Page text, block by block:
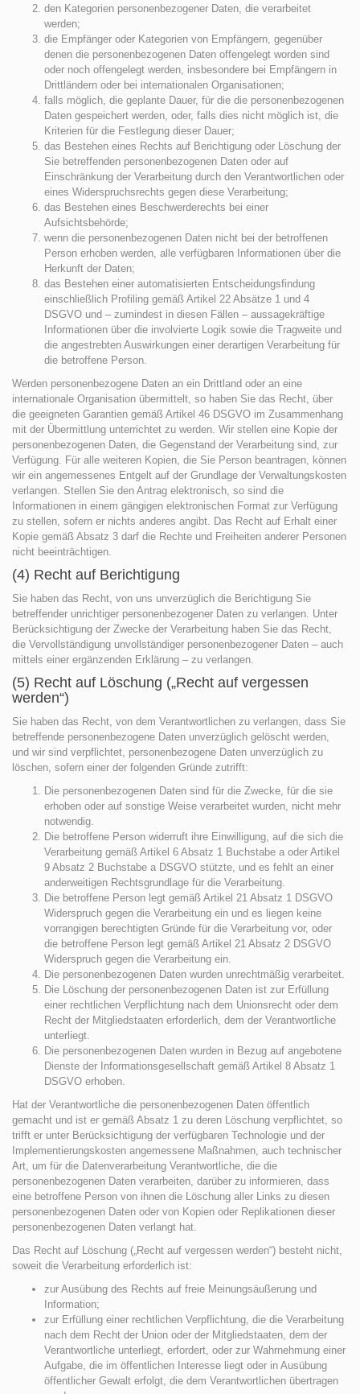
den Kategorien personenbezogener Daten, die verarbeitet
werden;
die Empfänger oder Kategorien von Empfängern, gegenüber
denen die personenbezogenen Daten offengelegt worden sind
oder noch offengelegt werden, insbesondere bei Empfängern in
Drittländern oder bei internationalen Organisationen;
falls möglich, die geplante Dauer, für die die personenbezogenen
Daten gespeichert werden, oder, falls dies nicht möglich ist, die
Kriterien für die Festlegung dieser Dauer;
das Bestehen eines Rechts auf Berichtigung oder Löschung der
Sie betreffenden personenbezogenen Daten oder auf
Einschränkung der Verarbeitung durch den Verantwortlichen oder
eines Widerspruchsrechts gegen diese Verarbeitung;
das Bestehen eines Beschwerderechts bei einer
Aufsichtsbehörde;
wenn die personenbezogenen Daten nicht bei der betroffenen
Person erhoben werden, alle verfügbaren Informationen über die
Herkunft der Daten;
das Bestehen einer automatisierten Entscheidungsfindung
einschließlich Profiling gemäß Artikel 22 Absätze 1 und 4
DSGVO und – zumindest in diesen Fällen – aussagekräftige
Informationen über die involvierte Logik sowie die Tragweite und
die angestrebten Auswirkungen einer derartigen Verarbeitung für
die betroffene Person.
Werden personenbezogene Daten an ein Drittland oder an eine
internationale Organisation übermittelt, so haben Sie das Recht, über
die geeigneten Garantien gemäß Artikel 46 DSGVO im Zusammenhang
mit der Übermittlung unterrichtet zu werden. Wir stellen eine Kopie der
personenbezogenen Daten, die Gegenstand der Verarbeitung sind, zur
Verfügung. Für alle weiteren Kopien, die Sie Person beantragen, können
wir ein angemessenes Entgelt auf der Grundlage der Verwaltungskosten
verlangen. Stellen Sie den Antrag elektronisch, so sind die
Informationen in einem gängigen elektronischen Format zur Verfügung
zu stellen, sofern er nichts anderes angibt. Das Recht auf Erhalt einer
Kopie gemäß Absatz 3 darf die Rechte und Freiheiten anderer Personen
nicht beeinträchtigen.
(4) Recht auf Berichtigung
Sie haben das Recht, von uns unverzüglich die Berichtigung Sie
betreffender unrichtiger personenbezogener Daten zu verlangen. Unter
Berücksichtigung der Zwecke der Verarbeitung haben Sie das Recht,
die Vervollständigung unvollständiger personenbezogener Daten – auch
mittels einer ergänzenden Erklärung – zu verlangen.
(5) Recht auf Löschung („Recht auf vergessen
werden“)
Sie haben das Recht, von dem Verantwortlichen zu verlangen, dass Sie
betreffende personenbezogene Daten unverzüglich gelöscht werden,
und wir sind verpflichtet, personenbezogene Daten unverzüglich zu
löschen, sofern einer der folgenden Gründe zutrifft:
Die personenbezogenen Daten sind für die Zwecke, für die sie
erhoben oder auf sonstige Weise verarbeitet wurden, nicht mehr
notwendig.
Die betroffene Person widerruft ihre Einwilligung, auf die sich die
Verarbeitung gemäß Artikel 6 Absatz 1 Buchstabe a oder Artikel
9 Absatz 2 Buchstabe a DSGVO stützte, und es fehlt an einer
anderweitigen Rechtsgrundlage für die Verarbeitung.
Die betroffene Person legt gemäß Artikel 21 Absatz 1 DSGVO
Widerspruch gegen die Verarbeitung ein und es liegen keine
vorrangigen berechtigten Gründe für die Verarbeitung vor, oder
die betroffene Person legt gemäß Artikel 21 Absatz 2 DSGVO
Widerspruch gegen die Verarbeitung ein.
Die personenbezogenen Daten wurden unrechtmäßig verarbeitet.
Die Löschung der personenbezogenen Daten ist zur Erfüllung
einer rechtlichen Verpflichtung nach dem Unionsrecht oder dem
Recht der Mitgliedstaaten erforderlich, dem der Verantwortliche
unterliegt.
Die personenbezogenen Daten wurden in Bezug auf angebotene
Dienste der Informationsgesellschaft gemäß Artikel 8 Absatz 1
DSGVO erhoben.
Hat der Verantwortliche die personenbezogenen Daten öffentlich
gemacht und ist er gemäß Absatz 1 zu deren Löschung verpflichtet, so
trifft er unter Berücksichtigung der verfügbaren Technologie und der
Implementierungskosten angemessene Maßnahmen, auch technischer
Art, um für die Datenverarbeitung Verantwortliche, die die
personenbezogenen Daten verarbeiten, darüber zu informieren, dass
eine betroffene Person von ihnen die Löschung aller Links zu diesen
personenbezogenen Daten oder von Kopien oder Replikationen dieser
personenbezogenen Daten verlangt hat.
Das Recht auf Löschung („Recht auf vergessen werden“) besteht nicht,
soweit die Verarbeitung erforderlich ist:
zur Ausübung des Rechts auf freie Meinungsäußerung und
Information;
zur Erfüllung einer rechtlichen Verpflichtung, die die Verarbeitung
nach dem Recht der Union oder der Mitgliedstaaten, dem der
Verantwortliche unterliegt, erfordert, oder zur Wahrnehmung einer
Aufgabe, die im öffentlichen Interesse liegt oder in Ausübung
öffentlicher Gewalt erfolgt, die dem Verantwortlichen übertragen